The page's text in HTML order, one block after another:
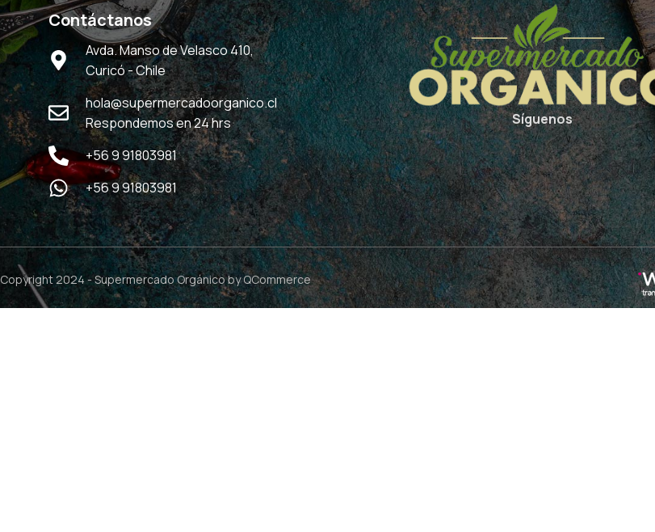
Contáctanos
Avda. Manso de Velasco 410,
Curicó - Chile
hola@supermercadoorganico.cl
Respondemos en 24 hrs
+56 9 91803981
+56 9 91803981
Síguenos
Copyright 2024 -Supermercado Orgánicoby QCommerce